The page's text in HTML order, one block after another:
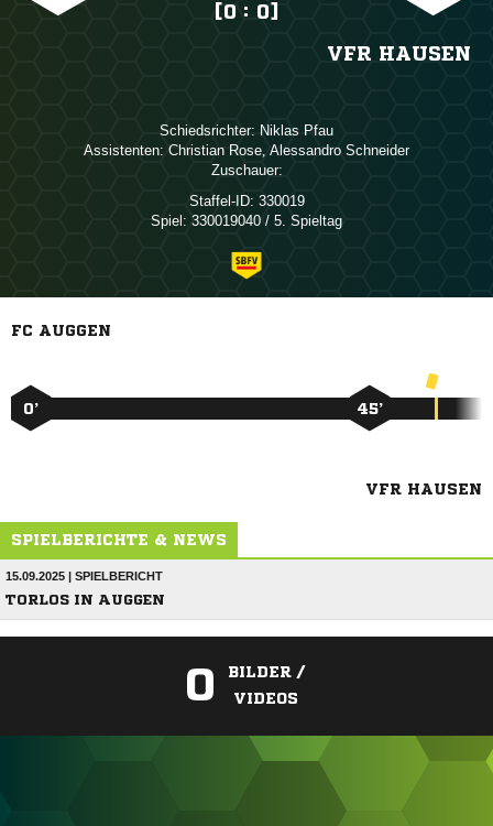
[0 : 0]
VFR HAUSEN
Schiedsrichter:  
Assistenten:  ,  
Zuschauer:
Staffel-ID: 330019
Spiel: 330019040 / 5. Spieltag
FC AUGGEN
0’ 45’
VFR HAUSEN
SPIELBERICHTE & NEWS
15.09.2025 | SPIELBERICHT
TORLOS IN AUGGEN
0
BILDER /
VIDEOS